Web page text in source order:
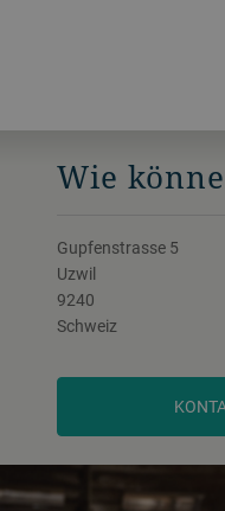
Wie
Gupfenstrasse 5
Uzwil
9240
Schweiz